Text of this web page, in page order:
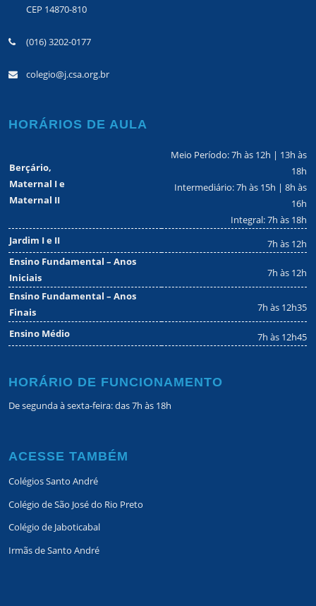
CEP 14870-810
(016) 3202-0177
colegio@j.csa.org.br
HORÁRIOS DE AULA
Berçário,
Maternal I e
Maternal II
Meio Período: 7h às 12h | 13h às
18h
Intermediário: 7h às 15h | 8h às
16h
Integral: 7h às 18h
Jardim I e II
7h às 12h
Ensino Fundamental – Anos
Iniciais
7h às 12h
Ensino Fundamental – Anos
Finais
7h às 12h35
Ensino Médio 7h às 12h45
HORÁRIO DE FUNCIONAMENTO
De segunda à sexta-feira: das 7h às 18h
ACESSE TAMBÉM
Colégios Santo André
Colégio de São José do Rio Preto
Colégio de Jaboticabal
Irmãs de Santo André